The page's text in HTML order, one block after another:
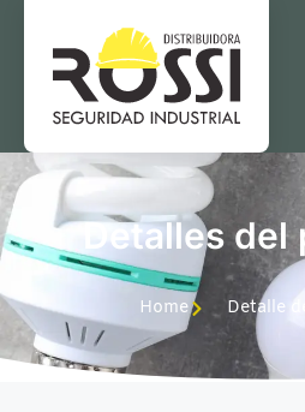
Detalles del
Home Detalle